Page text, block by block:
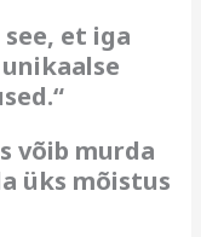
et iga
võib murda
üks mõistus